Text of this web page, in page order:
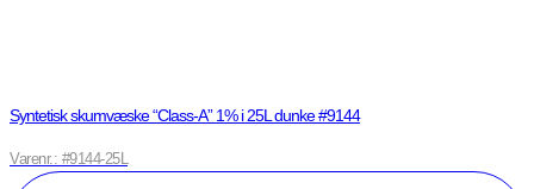
Syntetisk skumvæske “Class-A” 1% i 25L dunke #9144
Varenr.: #9144-25L